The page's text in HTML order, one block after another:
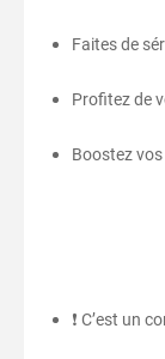
Faites de
Profitez de
Boostez
❗ C’est un